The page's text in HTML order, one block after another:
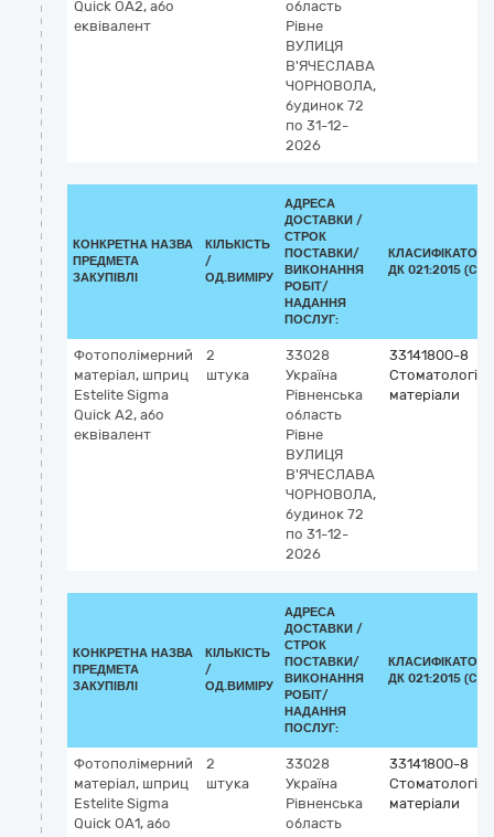
Quick ОА2, або
еквівалент
область
Рівне
ВУЛИЦЯ
В'ЯЧЕСЛАВА
ЧОРНОВОЛА,
будинок 72
по 31-12-
2026
КОНКРЕТНА НАЗВА
ПРЕДМЕТА
ЗАКУПІВЛІ
КІЛЬКІСТЬ
/
ОД.ВИМІРУ
АДРЕСА
ДОСТАВКИ /
СТРОК
ПОСТАВКИ/
ВИКОНАННЯ
РОБІТ/
НАДАННЯ
ПОСЛУГ:
КЛАСИФІКАТОР
ДК 021:2015
Фотополімерний
матеріал, шприц
Estelite Sigma
Quick А2, або
еквівалент
2
штука
33028
Україна
Рівненська
область
Рівне
ВУЛИЦЯ
В'ЯЧЕСЛАВА
ЧОРНОВОЛА,
будинок 72
по 31-12-
2026
33141800-8
матеріали
КОНКРЕТНА НАЗВА
ПРЕДМЕТА
ЗАКУПІВЛІ
КІЛЬКІСТЬ
/
ОД.ВИМІРУ
АДРЕСА
ДОСТАВКИ /
СТРОК
ПОСТАВКИ/
ВИКОНАННЯ
РОБІТ/
НАДАННЯ
ПОСЛУГ:
КЛАСИФІКАТОР
ДК 021:2015
Фотополімерний
матеріал, шприц
Estelite Sigma
Quick ОА1, або
2
штука
33028
Україна
Рівненська
область
33141800-8
матеріали